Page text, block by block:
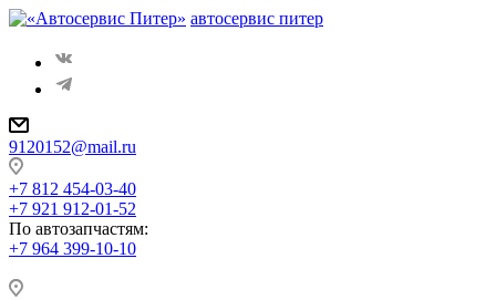
автосервис питер
9120152@mail.ru
+7 812 454-03-40
+7 921 912-01-52
По автозапчастям:
+7 964 399-10-10